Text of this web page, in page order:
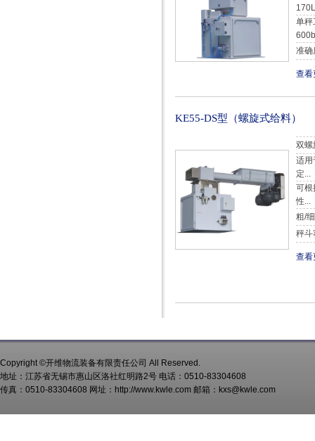
170L
单秤
准确
查看
KE55-DS型（螺旋式给料）
双螺
适用
定...
可根
性...
粗/
秤斗
查看
Copyright ©开维物流装备有限责任公司 All Reserved.
地址：江苏省无锡市惠山区洛社红明路2号 电话：0510-83304608
传真：0510-83304608 网址：http://www.kwle.com 邮箱：kxs@kwle.com